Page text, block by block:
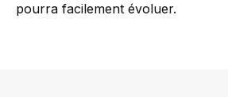
pourra facilement évoluer.